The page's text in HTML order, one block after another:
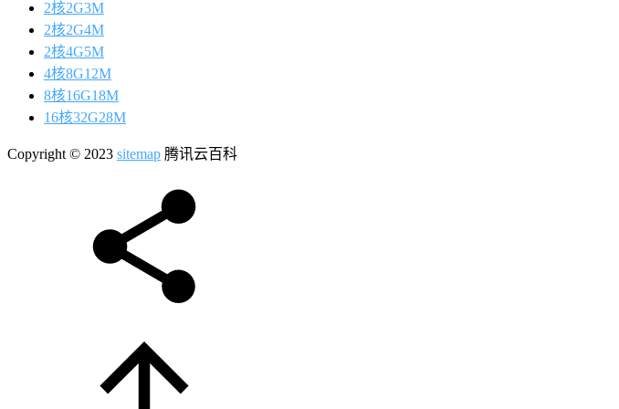
2核2G3M
2核2G4M
2核4G5M
4核8G12M
8核16G18M
16核32G28M
Copyright © 2023 sitemap 腾讯云百科